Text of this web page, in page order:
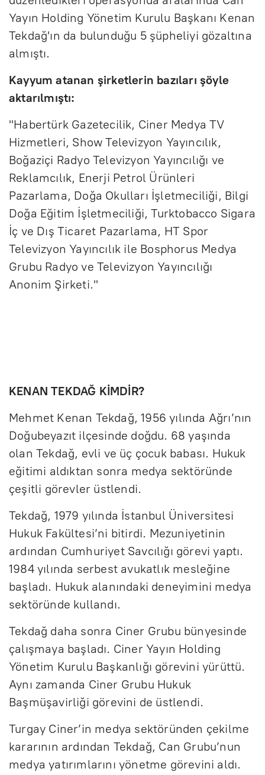
Yayın Holding Yönetim Kurulu Başkanı Kenan
Tekdağ'ın da bulunduğu 5 şüpheliyi gözaltına
almıştı.
Kayyum atanan şirketlerin bazıları şöyle
aktarılmıştı:
"Habertürk Gazetecilik, Ciner Medya TV
Hizmetleri, Show Televizyon Yayıncılık,
Boğaziçi Radyo Televizyon Yayıncılığı ve
Reklamcılık, Enerji Petrol Ürünleri
Pazarlama, Doğa Okulları İşletmeciliği, Bilgi
Doğa Eğitim İşletmeciliği, Turktobacco Sigara
İç ve Dış Ticaret Pazarlama, HT Spor
Televizyon Yayıncılık ile Bosphorus Medya
Grubu Radyo ve Televizyon Yayıncılığı
Anonim Şirketi."
KENAN TEKDAĞ KİMDİR?
Mehmet Kenan Tekdağ, 1956 yılında Ağrı’nın
Doğubeyazıt ilçesinde doğdu. 68 yaşında
olan Tekdağ, evli ve üç çocuk babası. Hukuk
eğitimi aldıktan sonra medya sektöründe
çeşitli görevler üstlendi.
Tekdağ, 1979 yılında İstanbul Üniversitesi
Hukuk Fakültesi’ni bitirdi. Mezuniyetinin
ardından Cumhuriyet Savcılığı görevi yaptı.
1984 yılında serbest avukatlık mesleğine
başladı. Hukuk alanındaki deneyimini medya
sektöründe kullandı.
Tekdağ daha sonra Ciner Grubu bünyesinde
çalışmaya başladı. Ciner Yayın Holding
Yönetim Kurulu Başkanlığı görevini yürüttü.
Aynı zamanda Ciner Grubu Hukuk
Başmüşavirliği görevini de üstlendi.
Turgay Ciner’in medya sektöründen çekilme
kararının ardından Tekdağ, Can Grubu’nun
medya yatırımlarını yönetme görevini aldı.